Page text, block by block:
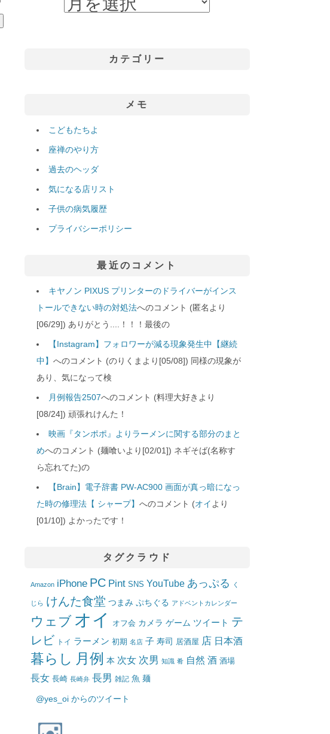
カテゴリー
メモ
こどもたちよ
座禅のやり方
過去のヘッダ
気になる店リスト
子供の病気履歴
プライバシーポリシー
最近のコメント
キヤノン PIXUS プリンターのドライバーがインス
トールできない時の対処法へのコメント (匿名より
[06/29]) ありがとう....！！！最後の
【Instagram】フォロワーが減る現象発生中【継続
中】へのコメント (のりくまより[05/08]) 同様の現象が
あり、気になって検
月例報告2507へのコメント (料理大好きより
[08/24]) 頑張れけんた！
映画『タンポポ』よりラーメンに関する部分のまと
めへのコメント (麺喰いより[02/01]) ネギそば(名称す
ら忘れてた)の
【Brain】電子辞書 PW-AC900 画面が真っ暗になっ
た時の修理法【 シャープ】へのコメント (オイ より
[01/10]) よかったです！
タグクラウド
Amazon iPhone PC Pint SNS YouTube あっぷる く
じら けんた食堂 つまみ ぷちぐる アドベントカレンダー
ウェブ オイ オフ会 カメラ ゲーム ツイート テ
レビ トイ ラーメン 初期 名店 子 寿司 居酒屋 店 日本酒
暮らし 月例 本 次女 次男 知識 肴 自然 酒 酒場
長女 長崎 長崎弁 長男 雑記 魚 麺
@yes_oi からのツイート